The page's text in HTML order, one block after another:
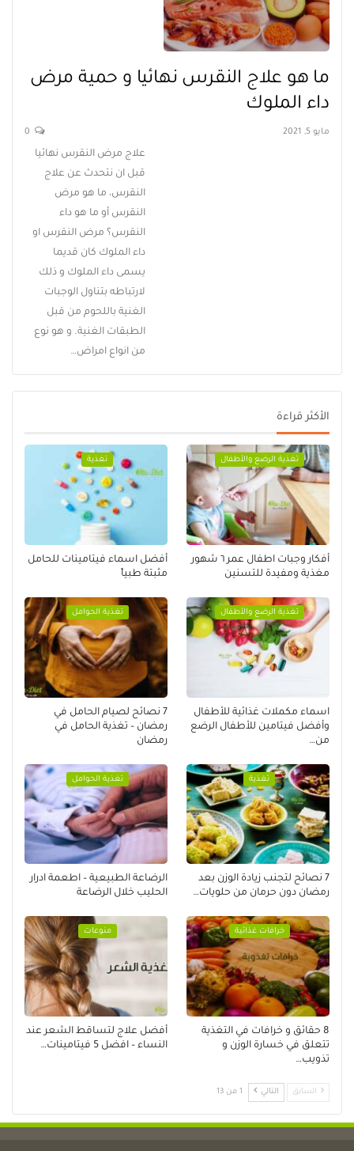
ما هو علاج النقرس نهائيا و حمية مرض
داء الملوك
مايو 5, 2021
علاج مرض النقرس نهائيا
قبل ان نتحدث عن علاج
النقرس، ما هو مرض
النقرس أو ما هو داء
النقرس؟ مرض النقرس او
داء الملوك كان قديما
يسمى داء الملوك و ذلك
لارتباطه بتناول الوجبات
الغنية باللحوم من قبل
الطبقات الغنية. و هو نوع
من انواع امراض…
الأكثر قراءة
تغذية الرضع والأطفال
أفكار وجبات اطفال عمر ٦ شهور
مغذية ومفيدة للتسنين
تغذية
أفضل اسماء فيتامينات للحامل
مثبتة طبياً
تغذية الرضع والأطفال
اسماء مكملات غذائية للأطفال
وأفضل فيتامين للأطفال الرضع
من…
تغذية الحوامل
7 نصائح لصيام الحامل في
رمضان – تغذية الحامل في
رمضان
تغذية
7 نصائح لتجنب زيادة الوزن بعد
رمضان دون حرمان من حلويات…
تغذية الحوامل
الرضاعة الطبيعية – اطعمة ادرار
الحليب خلال الرضاعة
خرافات غذائية
8 حقائق و خرافات في التغذية
تتعلق في خسارة الوزن و
تذويب…
منوعات
أفضل علاج لتساقط الشعر عند
النساء – افضل 5 فيتامينات…
السابق التالي 1 من 13